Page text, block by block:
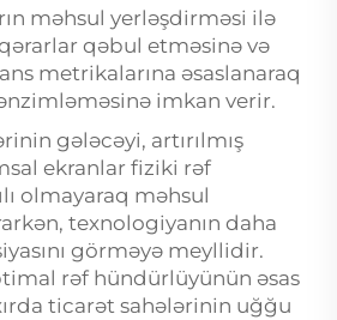
məhsul yerləşdirməsi ilə
qərarlar qəbul etməsinə və
metrikalarına əsaslanaraq
imkan verir.
gələcəyi, artırılmış
ekranlar fiziki rəf
olmayaraq məhsul
texnologiyanın daha
görməyə meyllidir.
rəf hündürlüyünün əsas
ticarət sahələrinin uğğu